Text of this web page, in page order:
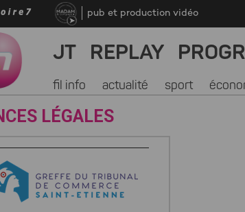
pub et production vidéo
JT REPLAY
fil info actualité sport
LÉGALES